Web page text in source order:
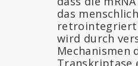
das
retrointegriert
wird durch
Mechanismen
Transkriptase